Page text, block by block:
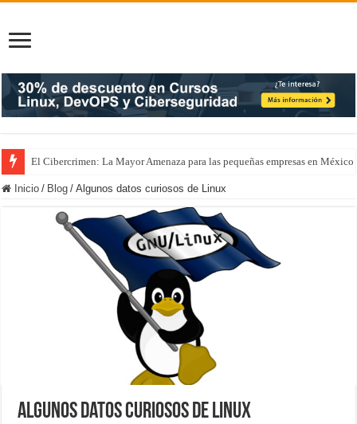
El Cibercrimen: La Mayor Amenaza para las pequeñas empresas en México
Ransomware ataca respaldos: 93% de los ataques comprometen la
Inicio / Blog / Algunos datos curiosos de Linux
Algunos datos curiosos de Linux